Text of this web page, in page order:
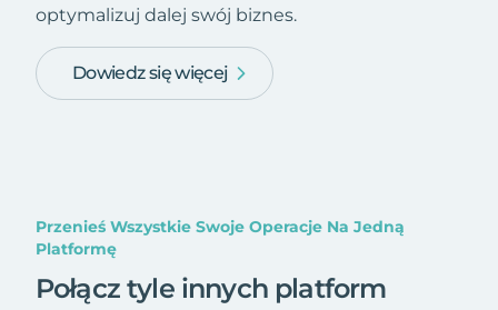
optymalizuj dalej swój biznes.
Dowiedz się więcej
Przenieś Wszystkie Swoje Operacje Na Jedną
Platformę
Połącz tyle innych platform